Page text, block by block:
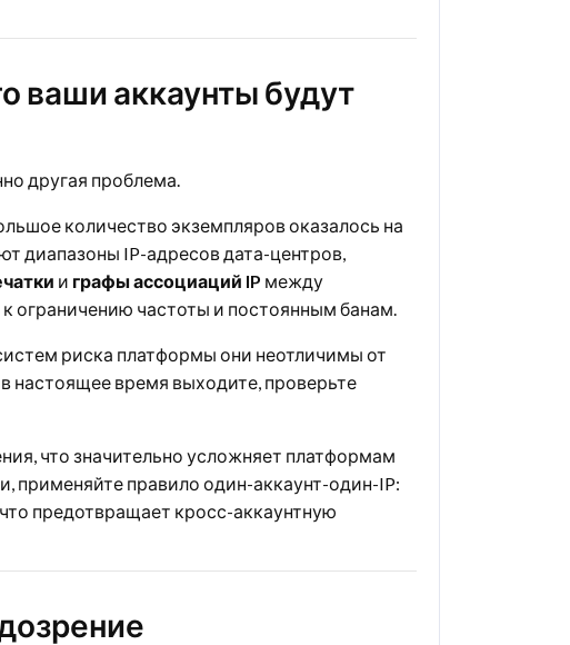
ваши аккаунты будут
другая проблема.
количество экземпляров оказалось на
диапазоны IP-адресов дата-центров,
и графы ассоциаций IP между
ограничению частоты и постоянным банам.
риска платформы они неотличимы от
настоящее время выходите, проверьте
что значительно усложняет платформам
применяйте правило один-аккаунт-один-IP:
предотвращает кросс-аккаунтную